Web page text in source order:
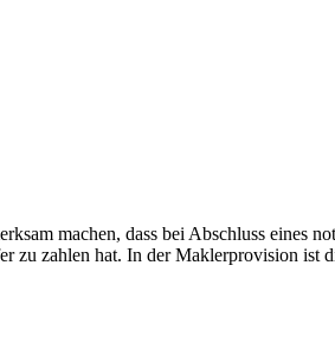
machen, dass bei Abschluss eines
zahlen hat. In der Maklerprovision ist